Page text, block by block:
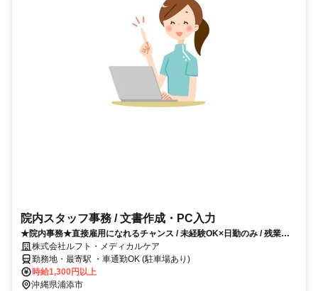
院内スタッフ事務 / 文書作成・PC入力
★院内事務★直接雇用になれるチャンス / 未経験OK×日勤のみ / 残業ほ
ぼ無し / 資格が無くてもOKです
株式会社ルフト・メディカルケア
勤務地・最寄駅 ・車通勤OK (駐車場あり)
時給1,300円以上
沖縄県浦添市